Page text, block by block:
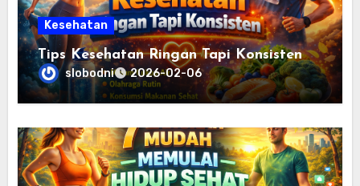
Kesehatan
Tips Kesehatan Ringan Tapi Konsisten
slobodni 2026-02-06